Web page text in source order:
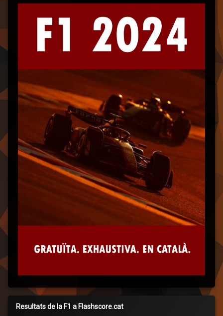
Resultats de la F1 a Flashscore.cat